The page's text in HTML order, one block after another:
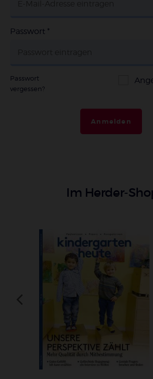
Passwort *
Passwort
vergessen?
Anmelden
Im Herder-